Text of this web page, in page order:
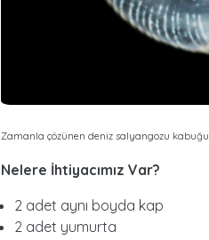
Zamanla çözünen deniz salyangozu kabuğu
Nelere İhtiyacımız Var?
2 adet aynı boyda kap
2 adet yumurta